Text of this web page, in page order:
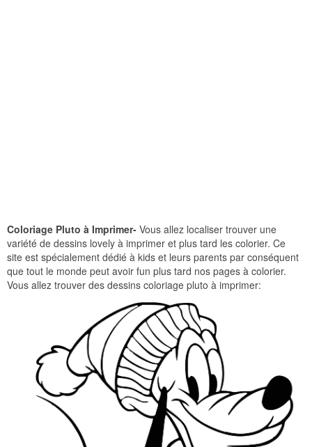
Coloriage Pluto à Imprimer- Vous allez localiser trouver une
variété de dessins lovely à imprimer et plus tard les colorier. Ce
site est spécialement dédié à kids et leurs parents par conséquent
que tout le monde peut avoir fun plus tard nos pages à colorier.
Vous allez trouver des dessins coloriage pluto à imprimer: